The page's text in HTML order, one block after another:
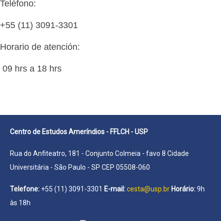
Teléfono:
+55 (11) 3091-3301
Horario de atención:
09 hrs a 18 hrs
Centro de Estudos Ameríndios - FFLCH - USP
Rua do Anfiteatro, 181 - Conjunto Colmeia - favo 8 Cidade
Universitária - São Paulo - SP CEP 05508-060
Telefone: +55 (11) 3091-3301 E-mail:cesta@usp.br Horário:9h
às 18h